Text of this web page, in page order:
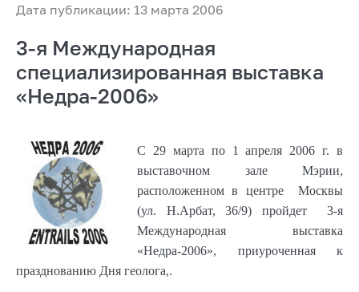
Дата публикации: 13 марта 2006
3-я Международная
специализированная выставка
«Недра-2006»
С 29 марта по 1 апреля 2006 г. в
выставочном зале Мэрии,
расположенном в центре Москвы
(ул. Н.Арбат, 36/9) пройдет 3-я
Международная выставка
«Недра-2006», приуроченная к
празднованию Дня геолога,.